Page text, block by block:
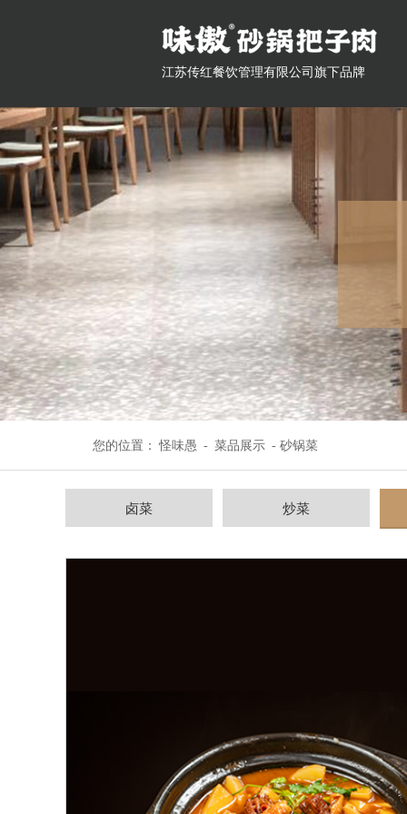
江苏传红餐饮管理有限公司旗下品牌
您的位置： 怪味愚 - 菜品展示 - 砂锅菜
卤菜 炒菜